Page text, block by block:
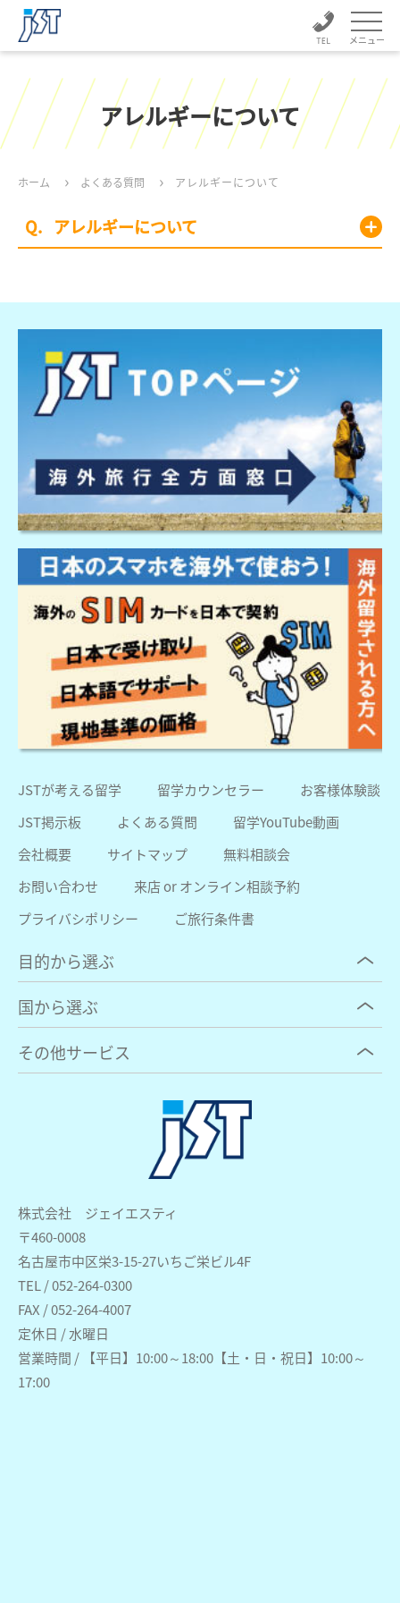
メニュー
アレルギーについて
ホーム よくある質問 アレルギーについて
アレルギーについて
株式会社 ジェイエスティ
〒460-0008
名古屋市中区栄3-15-27いちご栄ビル4F
TEL / 052-264-0300
FAX / 052-264-4007
定休日 / 水曜日
営業時間 / 【平日】10:00～18:00【土・日・祝日】10:00～
17:00
JSTが考える留学 留学カウンセラー
お客様体験談
JST掲示板
よくある質問
留学YouTube動画
会社概要
サイトマップ
無料相談会
お問い合わせ
来店 or オンライン相談予約
プライバシポリシー
ご旅行条件書
目的から選ぶ
国から選ぶ
その他サービス